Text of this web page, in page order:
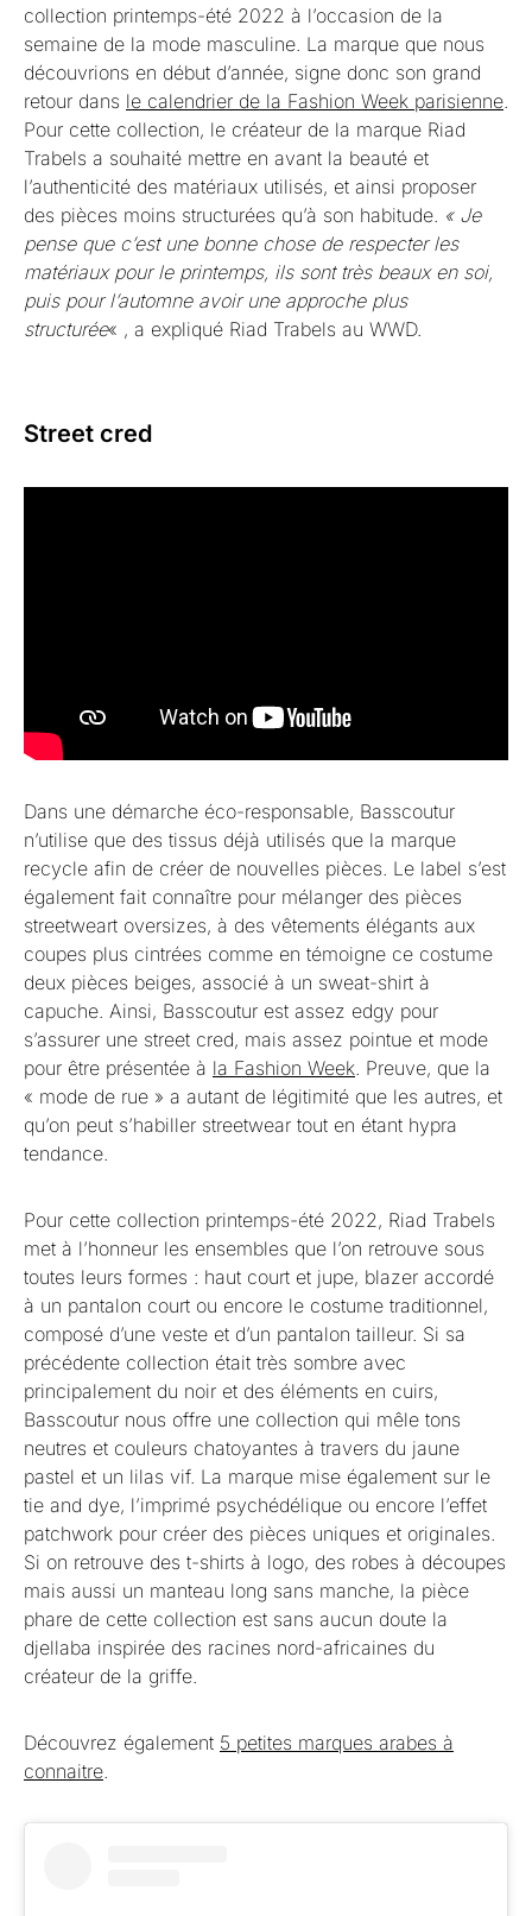
collection printemps-été 2022 à l’occasion de la
semaine de la mode masculine. La marque que nous
découvrions en début d’année, signe donc son grand
retour dans le calendrier de la Fashion Week parisienne
Pour cette collection, le créateur de la marque Riad
Trabels a souhaité mettre en avant la beauté et
l’authenticité des matériaux utilisés, et ainsi proposer
des pièces moins structurées qu’à son habitude. « Je
pense que c’est une bonne chose de respecter les
matériaux pour le printemps, ils sont très beaux en soi,
puis pour l’automne avoir une approche plus
structurée« , a expliqué Riad Trabels au WWD.
Street cred
Dans une démarche éco-responsable, Basscoutur
n’utilise que des tissus déjà utilisés que la marque
recycle afin de créer de nouvelles pièces. Le label s’est
également fait connaître pour mélanger des pièces
streetweart oversizes, à des vêtements élégants aux
coupes plus cintrées comme en témoigne ce costume
deux pièces beiges, associé à un sweat-shirt à
capuche. Ainsi, Basscoutur est assez edgy pour
s’assurer une street cred, mais assez pointue et mode
pour être présentée à la Fashion Week. Preuve, que la
« mode de rue » a autant de légitimité que les autres, et
qu’on peut s’habiller streetwear tout en étant hypra
tendance.
Pour cette collection printemps-été 2022, Riad Trabels
met à l’honneur les ensembles que l’on retrouve sous
toutes leurs formes : haut court et jupe, blazer accordé
à un pantalon court ou encore le costume traditionnel,
composé d’une veste et d’un pantalon tailleur. Si sa
précédente collection était très sombre avec
principalement du noir et des éléments en cuirs,
Basscoutur nous offre une collection qui mêle tons
neutres et couleurs chatoyantes à travers du jaune
pastel et un lilas vif. La marque mise également sur le
tie and dye, l’imprimé psychédélique ou encore l’effet
patchwork pour créer des pièces uniques et originales.
Si on retrouve des t-shirts à logo, des robes à découpes
mais aussi un manteau long sans manche, la pièce
phare de cette collection est sans aucun doute la
djellaba inspirée des racines nord-africaines du
créateur de la griffe.
Découvrez également 5 petites marques arabes à
connaitre.